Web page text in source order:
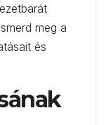
meg a
és